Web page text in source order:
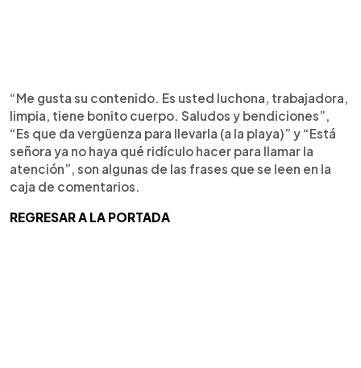
“Me gusta su contenido. Es usted luchona, trabajadora,
limpia, tiene bonito cuerpo. Saludos y bendiciones”,
“Es que da vergüenza para llevarla (a la playa)” y “Está
señora ya no haya qué ridículo hacer para llamar la
atención”, son algunas de las frases que se leen en la
caja de comentarios.
REGRESAR A LA PORTADA